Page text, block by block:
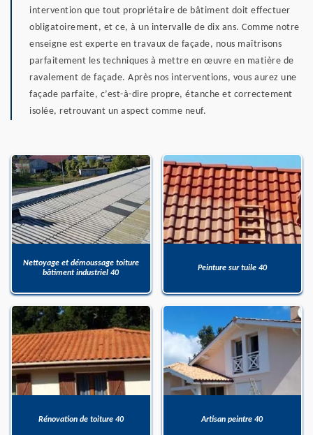
intervention que tout propriétaire de bâtiment doit effectuer
obligatoirement, et ce, à un intervalle de dix ans. Comme notre
enseigne est experte en travaux de façade, nous maîtrisons
parfaitement les techniques à mettre en œuvre en matière de
ravalement de façade. Après nos interventions, vous aurez une
façade parfaite, c’est-à-dire propre, étanche et correctement
isolée, retrouvant un aspect comme neuf.
Nettoyage et démoussage toiture
bâtiment industriel 40
Peinture sur tuile 40
Rénovation de toiture 40 Artisan peintre 40